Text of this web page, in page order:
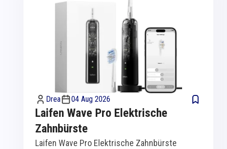
Drea 04 Aug 2026
Laifen Wave Pro Elektrische
Zahnbürste
Laifen Wave Pro Elektrische Zahnbürste